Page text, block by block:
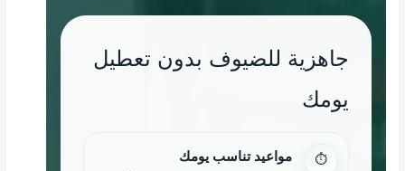
جاهزية للضيوف بدون تعطيل
يومك
⏱️ مواعيد تناسب يومك